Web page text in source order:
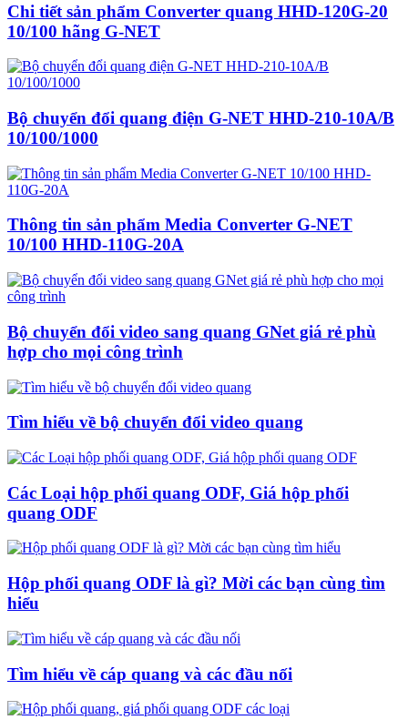
Chi tiết sản phẩm Converter quang HHD-120G-20
10/100 hãng G-NET
Bộ chuyển đổi quang điện G-NET HHD-210-10A/B
10/100/1000
Thông tin sản phẩm Media Converter G-NET
10/100 HHD-110G-20A
Bộ chuyển đổi video sang quang GNet giá rẻ phù
hợp cho mọi công trình
Tìm hiểu về bộ chuyển đổi video quang
Các Loại hộp phối quang ODF, Giá hộp phối
quang ODF
Hộp phối quang ODF là gì? Mời các bạn cùng tìm
hiểu
Tìm hiểu về cáp quang và các đầu nối